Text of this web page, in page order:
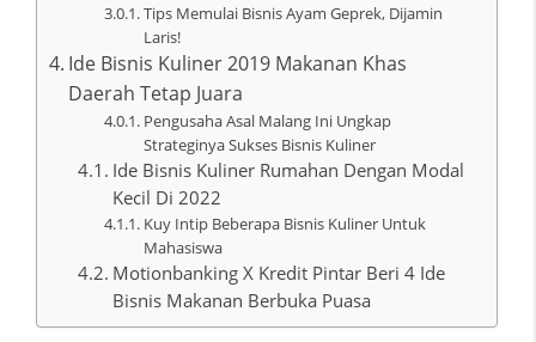
Tips Memulai Bisnis Ayam Geprek, Dijamin
Laris!
Ide Bisnis Kuliner 2019 Makanan Khas
Daerah Tetap Juara
Pengusaha Asal Malang Ini Ungkap
Strateginya Sukses Bisnis Kuliner
Ide Bisnis Kuliner Rumahan Dengan Modal
Kecil Di 2022
Kuy Intip Beberapa Bisnis Kuliner Untuk
Mahasiswa
Motionbanking X Kredit Pintar Beri 4 Ide
Bisnis Makanan Berbuka Puasa